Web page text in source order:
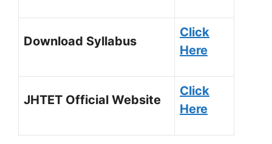
Download Syllabus
Click
Here
JHTET Official Website
Click
Here